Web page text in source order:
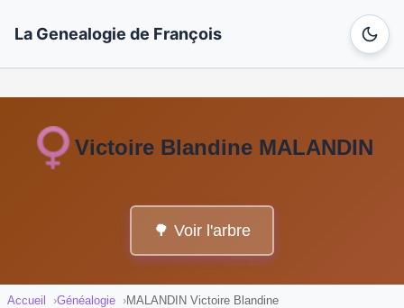
La Genealogie de François
Victoire Blandine MALANDIN
🌳 Voir l'arbre
Accueil Généalogie MALANDIN Victoire Blandine